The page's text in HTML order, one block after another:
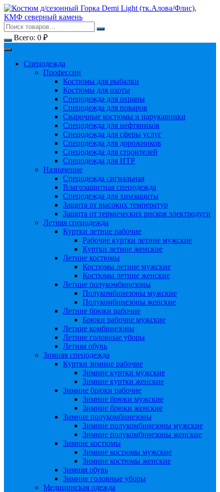
Перейти
к
содержимому
Всего: 0 ₽
Спецодежда
Профессии
Костюмы для рыбалки
Костюмы для охоты
Спецодежда для охраны
Спецодежда для поваров
Сварочные костюмы и нарукавники
Спецодежда для нефтяников
Спецодежда для сферы услуг
Спецодежда для дорожников
Спецодежда для строителей
Спецодежда для ИТР
Назначение
Спецодежда сигнальная
Влагозащитная спецодежда
Спецодежда для химзащиты
Защита от высоких температур
Защита от термических рисков электродуги
Летняя спецодежда
Куртки летние рабочие
Рабочие куртки летние мужские
Куртки летние женские
Летние костюмы
Костюмы летние мужские
Костюмы летние женские
Летние полукомбинезоны
Полукомбинезоны мужские
Полукомбинезоны женские
Летние брюки рабочие
Брюки рабочие мужские
Летние комбинезоны
Летние головные уборы
Летняя обувь
Зимняя спецодежда
Куртки зимние рабочие
Зимние куртки мужские
Зимние куртки женские
Зимние брюки рабочие
Зимние брюки мужские
Зимние брюки женские
Зимние полукомбинезоны
Зимние полукомбинезоны мужские
Зимние полукомбинезоны женские
Зимние костюмы
Зимние костюмы мужские
Зимние костюмы женские
Зимняя обувь
Зимние головные уборы
Медицинская одежда